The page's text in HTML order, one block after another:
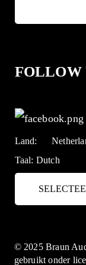
FOLLOW
Land:
Taal: Dutch
© 2025 Braun
gebruikt onder